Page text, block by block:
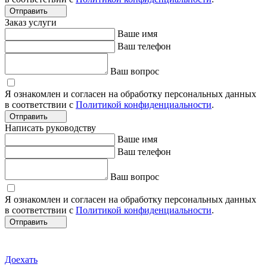
Отправить
Заказ услуги
Ваше имя
Ваш телефон
Ваш вопрос
Я ознакомлен и согласен на обработку персональных данных
в соответствии с Политикой конфиденциальности.
Отправить
Написать руководству
Ваше имя
Ваш телефон
Ваш вопрос
Я ознакомлен и согласен на обработку персональных данных
в соответствии с Политикой конфиденциальности.
Отправить
Доехать